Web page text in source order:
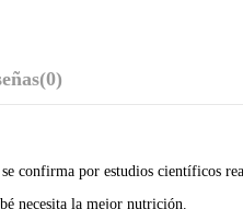
(0)
confirma por estudios científicos
necesita la mejor nutrición.